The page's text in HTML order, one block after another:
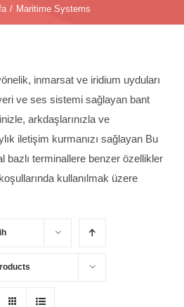
/ Maritime Systems
inmarsat ve iridium uyduları
ve ses sistemi sağlayan bant
arkdaşlarınızla ve
iletişim kurmanızı sağlayan Bu
bazlı terminallere benzer özellikler
kullanılmak üzere